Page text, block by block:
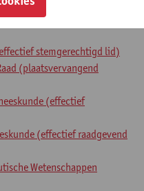
Geneeskunde (effectief
stemgerechtigd lid)
(plaatsvervangend
(effectief
(effectief raadgevend
Wetenschappen